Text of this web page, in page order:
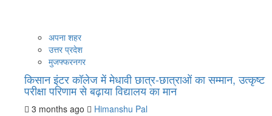
अपना शहर
उत्तर प्रदेश
मुजफ्फरनगर
किसान इंटर कॉलेज में मेधावी छात्र-छात्राओं का सम्मान, उत्कृष्ट
परीक्षा परिणाम से बढ़ाया विद्यालय का मान
3 months ago Himanshu Pal